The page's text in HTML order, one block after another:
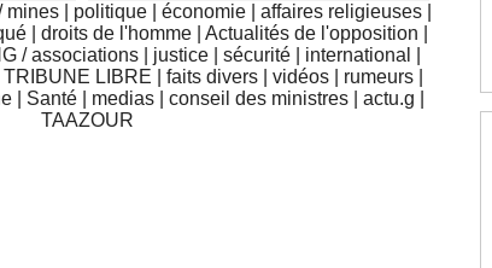
mines politique économie affaires religieuses
droits de l'homme Actualités de l'opposition
/ associations justice sécurité international
TRIBUNE LIBRE faits divers vidéos rumeurs
Santé medias conseil des ministres actu.g
TAAZOUR